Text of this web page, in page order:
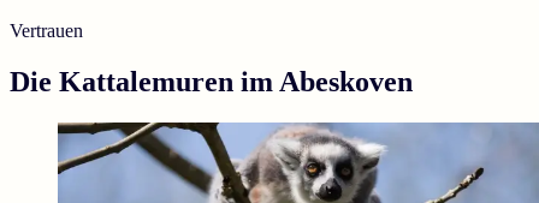
Vertrauen
Die Kattalemuren im Abeskoven